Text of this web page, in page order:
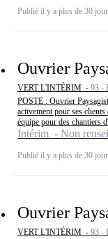
Publié il y a plus de 30
Ouvrier
VERT L'INTÉRIM - 93 -
POSTE : Ouvrier
activement pour ses
équipe pour des chantiers
Intérim - Non
Publié il y a plus de 30
Ouvrier
VERT L'INTÉRIM - 93 -